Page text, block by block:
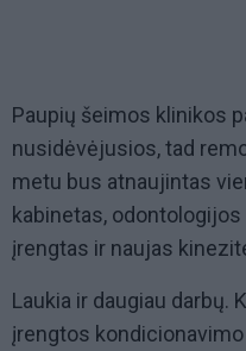
Paupių šeimos klinikos
nusidėvėjusios, tad
metu bus atnaujintas
kabinetas,
įrengtas ir naujas
Laukia ir daugiau darbų.
įrengtos